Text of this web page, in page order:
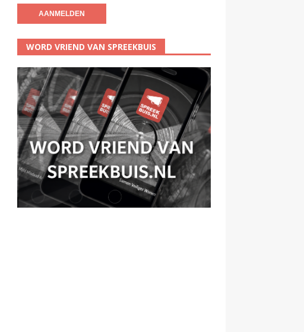
WORD VRIEND VAN SPREEKBUIS